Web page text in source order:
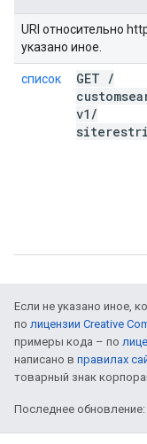
URI относительно
указано иное.
список GET /
v1 /
Если не указано иное,
по лицензии Creative
примеры кода – по
написано в правилах
товарный знак
Последнее обновление: